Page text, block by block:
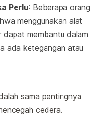
Perlu: Beberapa orang
menggunakan alat
membantu dalam
ada ketegangan atau
sama pentingnya
cedera.